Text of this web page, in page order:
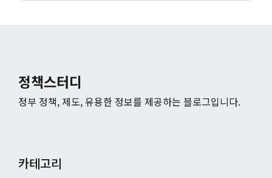
정책스터디
정부 정책, 제도, 유용한 정보를 제공하는 블로그입니다.
카테고리